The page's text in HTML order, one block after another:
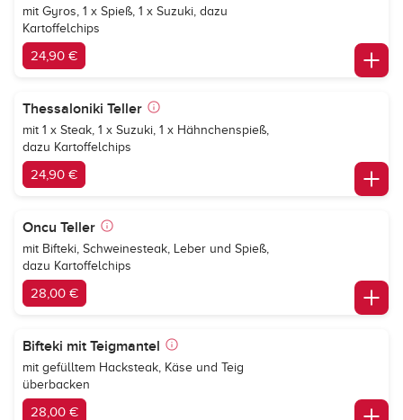
mit Gyros, 1 x Spieß, 1 x Suzuki, dazu
Kartoffelchips
24,90 €
Thessaloniki Teller
mit 1 x Steak, 1 x Suzuki, 1 x Hähnchenspieß,
dazu Kartoffelchips
24,90 €
Oncu Teller
mit Bifteki, Schweinesteak, Leber und Spieß,
dazu Kartoffelchips
28,00 €
Bifteki mit Teigmantel
mit gefülltem Hacksteak, Käse und Teig
überbacken
28,00 €